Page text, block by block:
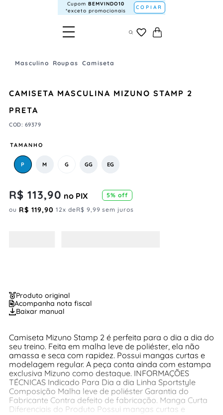
Cupom BEMVINDO10
*exceto promocionais
COPIAR
Masculino Roupas Camiseta
CAMISETA MASCULINA MIZUNO STAMP 2
PRETA
COD: 69379
TAMANHO
P M G GG EG
R$ 113,90 no PIX 5% off
ou R$ 119,90 12x deR$ 9,99 sem juros
Produto original
Acompanha nota fiscal
Baixar manual
Camiseta Mizuno Stamp 2 é perfeita para o dia a dia do
seu treino. Feita em malha leve de poliéster, ela não
amassa e seca com rapidez. Possui mangas curtas e
modelagem regular. A peça conta ainda com estampa
exclusiva Mizuno como destaque. INFORMAÇÕES
TÉCNICAS Indicado Para Dia a dia Linha Sportstyle
Composição Malha leve de poliéster Garantia do
Fabricante Contra defeito de fabricação. Manga Curta
Diferenciais do Produto Possui mangas curtas e